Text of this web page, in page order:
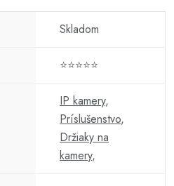
Skladom
⭐⭐⭐⭐⭐
IP kamery,
Príslušenstvo,
Držiaky na
kamery,